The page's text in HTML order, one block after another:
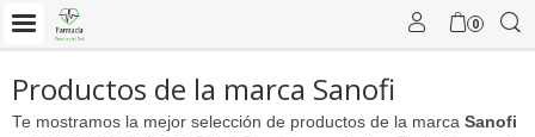
0
Productos de la marca Sanofi
Te mostramos la mejor selección de productos de la marca Sanofi